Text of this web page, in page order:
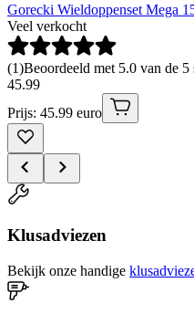
Gorecki Wieldoppenset Mega
Veel verkocht
(1)Beoordeeld met 5.0 van de
45.99
Prijs: 45.99 euro
Klusadviezen
Bekijk onze handige